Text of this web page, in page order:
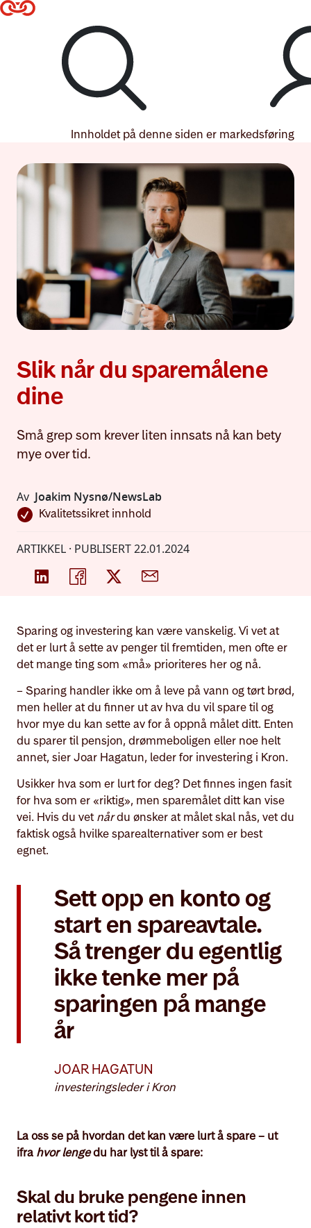
Til hovedmeny
Til hovedinnhold
Lenke til forsiden
Innholdet på denne siden er markedsføring
Slik når du sparemålene
dine
Små grep som krever liten innsats nå kan bety
mye over tid.
Av Joakim Nysnø/NewsLab
Kvalitetssikret innhold
ARTIKKEL · PUBLISERT22.01.2024
Sparing og investering kan være vanskelig. Vi vet at
det er lurt å sette av penger til fremtiden, men ofte er
det mange ting som «må» prioriteres her og nå.
– Sparing handler ikke om å leve på vann og tørt brød,
men heller at du finner ut av hva du vil spare til og
hvor mye du kan sette av for å oppnå målet ditt. Enten
du sparer til pensjon, drømmeboligen eller noe helt
annet, sier Joar Hagatun, leder for investering i Kron.
Usikker hva som er lurt for deg? Det finnes ingen fasit
for hva som er «riktig», men sparemålet ditt kan vise
vei. Hvis du vetnårdu ønsker at målet skal nås, vet du
faktisk også hvilke sparealternativer som er best
egnet.
Sett opp en konto og
start en spareavtale.
Så trenger du egentlig
ikke tenke mer på
sparingen på mange
år
JOAR HAGATUN
investeringsleder i Kron
La oss se på hvordan det kan være lurt å spare – ut
ifra hvor lengedu har lyst til å spare:
Skal du bruke pengene innen
relativt kort tid?